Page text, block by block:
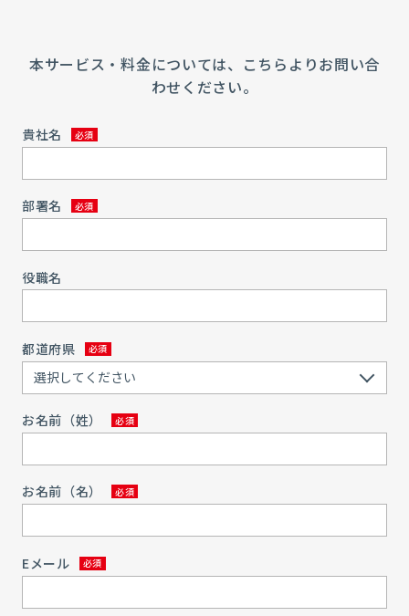
本サービス・料金については、こちらよりお問い合
わせください。
貴社名
部署名
役職名
都道府県
お名前（姓）
お名前（名）
Eメール